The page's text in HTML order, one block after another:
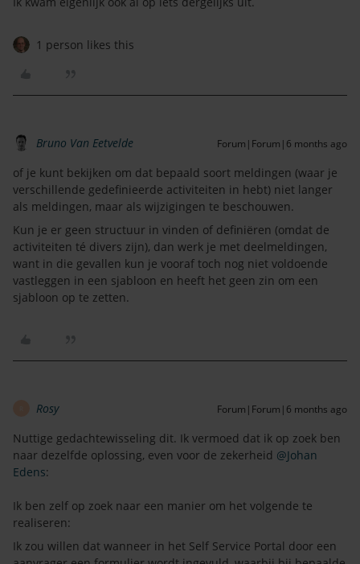
1 person likes this
Bruno Van Eetvelde Forum|Forum|6 months ago
of je kunt bekijken om dat bepaald soort meldingen (waar je
verschillende gedefinieerde activiteiten in hebt) niet langer
als meldingen, maar als wijzigingen te beschouwen.
Kun je er geen structuur in vinden of definiëren (omdat de
activiteiten té divers zijn), dan werk je met deelmeldingen,
want in die gevallen kun je vooraf toch nog niet voldoende
vastleggen in een sjabloon en heeft het geen zin om een
sjabloon op te zetten.
Rosy Forum|Forum|6 months ago
Nuttige gedachtewisseling dit. Ik vermoed dat ik op zoek ben
naar dezelfde oplossing, even voor de zekerheid ​ @Johan
Edens:
Ik ben zelf op zoek naar een manier om het volgende te
realiseren:
Ik zou willen dat wanneer in het Self Service Portal door een